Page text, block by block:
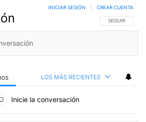
SIGA ESTA
SEGUIR
INICIAR SESIÓN CREAR CUENTA
LOS MÁS RECIENTES
Inicie la conversación